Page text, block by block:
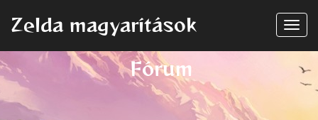
N
a
Zelda magyarítások
Fórum